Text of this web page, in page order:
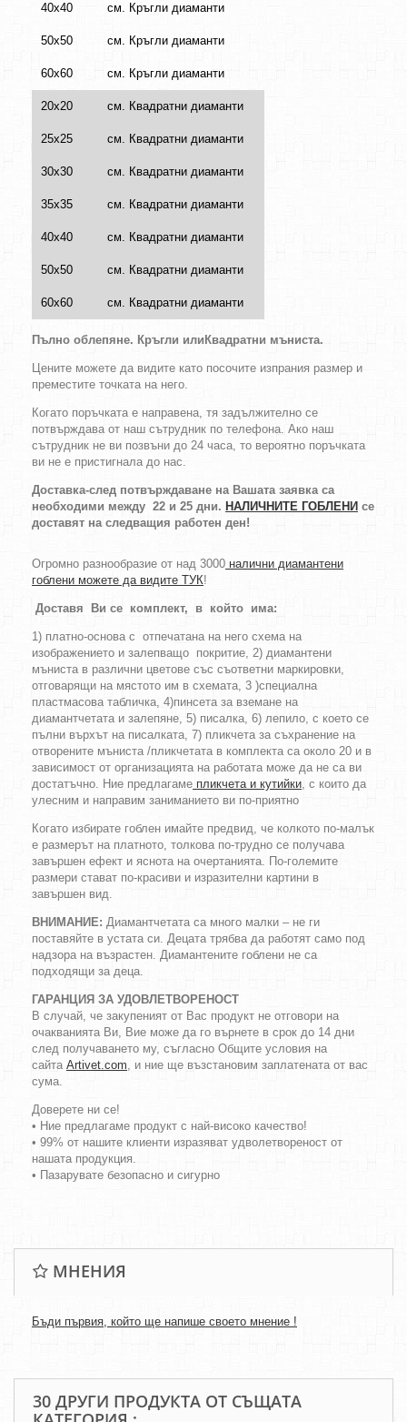
40х40 см. Кръгли диаманти
50х50 см. Кръгли диаманти
60х60 см. Кръгли диаманти
20х20 см. Квадратни диаманти
25х25 см. Квадратни диаманти
30х30 см. Квадратни диаманти
35х35 см. Квадратни диаманти
40х40 см. Квадратни диаманти
50х50 см. Квадратни диаманти
60х60 см. Квадратни диаманти
Пълно облепяне. Кръгли или Квадратни мъниста.
Цените можете да видите като посочите изпрания размер и
преместите точката на него.
Когато поръчката е направена, тя задължително се
потвърждава от наш сътрудник по телефона. Ако наш
сътрудник не ви позвъни до 24 часа, то вероятно поръчката
ви не е пристигнала до нас.
Доставка-след потвърждаване на Вашата заявка са
необходими между 22 и 25 дни. НАЛИЧНИТЕ ГОБЛЕНИ се
доставят на следващия работен ден!
Огромно разнообразие от над 3000 налични диамантени
гоблени можете да видите ТУК!
Доставя Ви се комплект, в който има:
1) платно-основа с отпечатана на него схема на
изображението и залепващо покритие, 2) диамантени
мъниста в различни цветове със съответни маркировки,
отговарящи на мястото им в схемата, 3 )специална
пластмасова табличка, 4)пинсета за вземане на
диамантчетата и залепяне, 5) писалка, 6) лепило, с което се
пълни върхът на писалката, 7) пликчета за съхранение на
отворените мъниста /пликчетата в комплекта са около 20 и в
зависимост от организацията на работата може да не са ви
достатъчно. Ние предлагаме пликчета и кутийки, с които да
улесним и направим заниманието ви по-приятно
Когато избирате гоблен имайте предвид, че колкото по-малък
е размерът на платното, толкова по-трудно се получава
завършен ефект и яснота на очертанията. По-големите
размери стават по-красиви и изразителни картини в
завършен вид.
ВНИМАНИЕ: Диамантчетата са много малки – не ги
поставяйте в устата си. Децата трябва да работят само под
надзора на възрастен. Диамантените гоблени не са
подходящи за деца.
ГАРАНЦИЯ ЗА УДОВЛЕТВОРЕНОСТ
В случай, че закупеният от Вас продукт не отговори на
очакванията Ви, Вие може да го върнете в срок до 14 дни
след получаването му, съгласно Общите условия на
сайта Artivet.com, и ние ще възстановим заплатената от вас
сума.
Доверете ни се!
• Ние предлагаме продукт с най-високо качество!
• 99% от нашите клиенти изразяват удволетвореност от
нашата продукция.
• Пазарувате безопасно и сигурно
МНЕНИЯ
Бъди първия, който ще напише своето мнение !
30 ДРУГИ ПРОДУКТА ОТ СЪЩАТА